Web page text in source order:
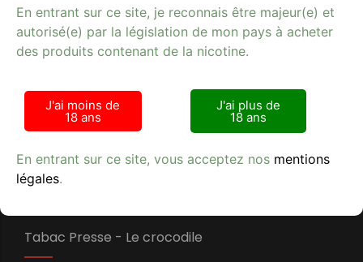
Avis clients
Tabac Presse - Le crocodile
En entrant sur ce site, je reconnais être majeur(e) et
autorisé(e) par la législation de mon pays à acheter
des produits contenant de la nicotine.
J'ai moins de
18 ans
J'ai plus de
18 ans
En entrant sur ce site, vous acceptez nos mentions
légales.